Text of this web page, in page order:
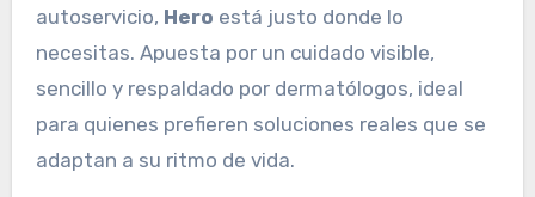
autoservicio, Hero está justo donde lo
necesitas. Apuesta por un cuidado visible,
sencillo y respaldado por dermatólogos, ideal
para quienes prefieren soluciones reales que se
adaptan a su ritmo de vida.